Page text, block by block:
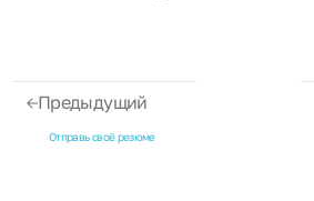
Предыдущий
Отправь своё резюме